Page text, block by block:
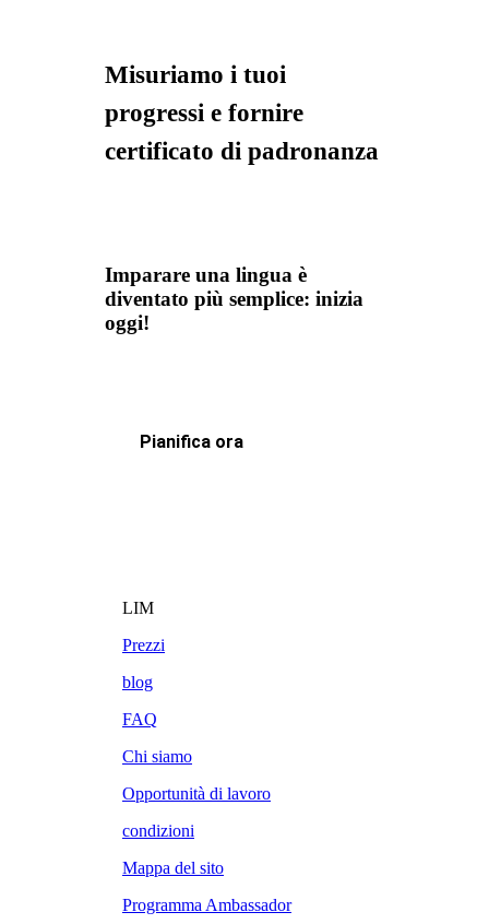
Misuriamo i tuoi
progressi e fornire
certificato di padronanza
Imparare una lingua è
diventato più semplice: inizia
oggi!
Pianifica ora
LIM
Prezzi
blog
FAQ
Chi siamo
Opportunità di lavoro
condizioni
Mappa del sito
Programma Ambassador